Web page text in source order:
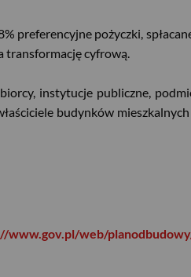
preferencyjne pożyczki,
transformację cyfrową.
instytucje publiczne,
budynków
www.gov.pl/web/